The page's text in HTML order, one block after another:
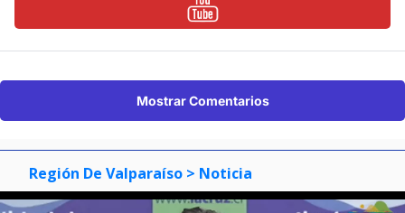
Mostrar Comentarios
Región De Valparaíso > Noticia